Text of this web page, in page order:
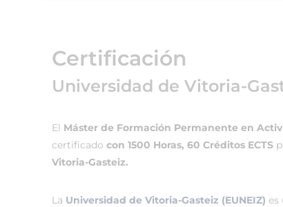
Certificación
Universidad de Vitoria-
El Máster de Formación Permanente en
certificado con 1500 Horas, 60 Créditos ECTS
Vitoria-Gasteiz.
La Universidad de Vitoria-Gasteiz (EUNEIZ) es